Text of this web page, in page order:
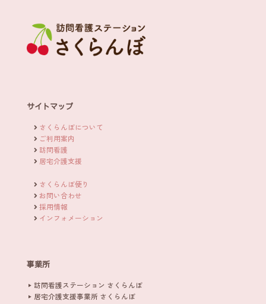
サイトマップ
さくらんぼについて
ご利用案内
訪問看護
居宅介護支援
さくらんぼ便り
お問い合わせ
採用情報
インフォメーション
事業所
訪問看護ステーション さくらんぼ
居宅介護支援事業所 さくらんぼ